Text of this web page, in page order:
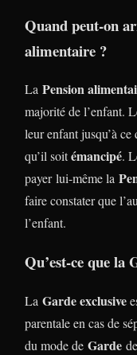
Quand peut-on
alimentaire ?
La Pension
majorité de l’enfant.
leur enfant jusqu’à
qu’il soitémancipé.
payer lui-même la
faire constater que
l’enfant.
Qu’est-ce que la
La Garde exclusive
parentale en cas de
du mode de Garde